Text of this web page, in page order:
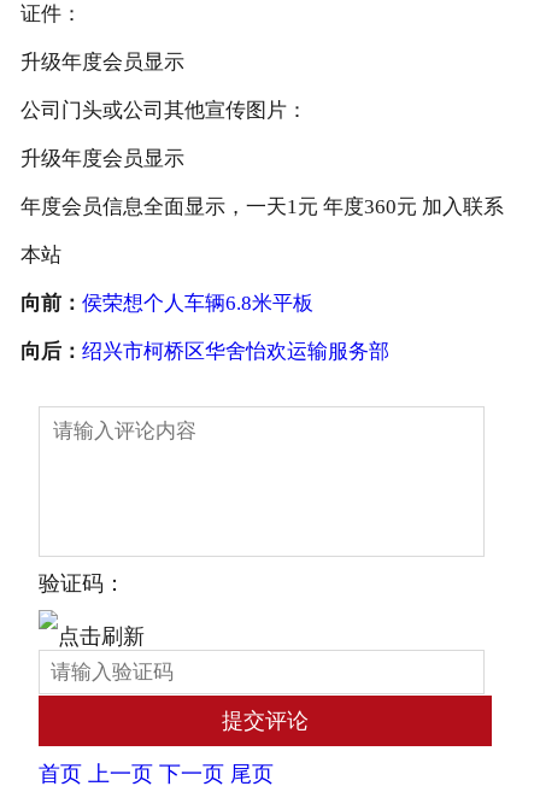
证件：
升级年度会员显示
公司门头或公司其他宣传图片：
升级年度会员显示
年度会员信息全面显示，一天1元 年度360元 加入联系
本站
向前： 侯荣想个人车辆6.8米平板
向后： 绍兴市柯桥区华舍怡欢运输服务部
验证码：
首页 上一页 下一页 尾页